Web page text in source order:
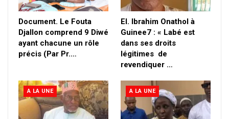
Document. Le Fouta
Djallon comprend 9 Diwé
ayant chacune un rôle
précis (Par Pr.…
El. Ibrahim Onathol à
Guinee7 : « Labé est
dans ses droits
légitimes de
revendiquer …
A LA UNE A LA UNE